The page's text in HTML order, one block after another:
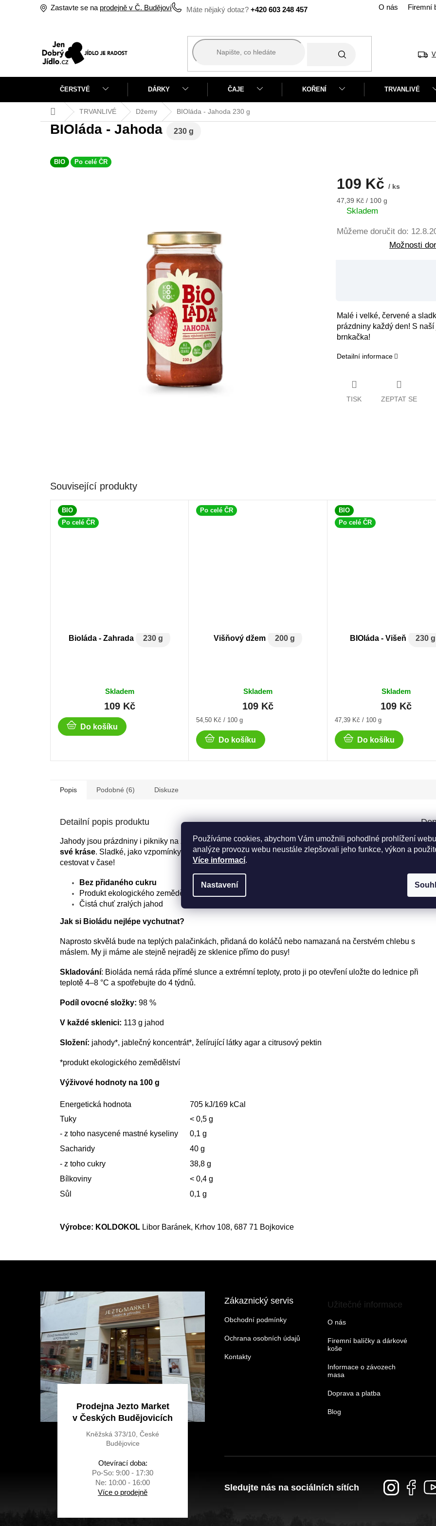
Používáme cookies, abychom Vám umožnili pohodlné prohlížení
analýze provozu webu neustále zlepšovali jeho funkce, výkon a
Více informací.
Nastavení
+420 603 248 457
Zastavte se na prodejně v Č. Budějovicích O nás Firemní
ČERSTVÉ DÁRKY ČAJE KOŘENÍ TRVANLIVÉ
Domů TRVANLIVÉ Džemy BIOláda - Jahoda 230 g
BIOláda - Jahoda 230 g
BIO Po celé ČR
109 Kč / ks
Měrná
cena:
47,39 Kč / 100 g
Skladem
Můžeme doručit do:
Možnosti
Malé i velké, červené a
prázdniny každý den! S
brnkačka!
Detailní informace
TISK ZEPTAT SE
Související produkty
BIO
Po celé ČR
Bioláda - Zahrada 230 g
Skladem
109 Kč
Do košíku
Po celé ČR
Višňový džem 200 g
Skladem
109 Kč
Měrná
54,50 Kč / 100 g
Do košíku
BIO
Po celé ČR
BIOláda - Višeň 230 g
Skladem
109 Kč
Měrná
47,39 Kč / 100 g
Do košíku
Popis Podobné (6) Diskuze
Detailní popis produktu
Jahody jsou prázdniny i pikniky na zahradě. Av každé jedné sklenici džemu najdete jahody v celé
své kráse. Sladké, jako vzpomínky na léto. Naše jahodová marmeláda bez cukru vám ukáže, jak
cestovat v čase!
Bez přidaného cukru
Produkt ekologického zemědělství
Čistá chuť zralých jahod
Jak si Bioládu nejlépe vychutnat?
Naprosto skvělá bude na teplých palačinkách, přidaná do koláčů nebo namazaná na čerstvém chlebu s
máslem. My ji máme ale stejně nejraděj ze sklenice přímo do pusy!
Skladování: Bioláda nemá ráda přímé slunce a extrémní teploty, proto ji po otevření uložte do lednice při
teplotě 4–8 °C a spotřebujte do 4 týdnů.
Podíl ovocné složky: 98 %
V každé sklenici: 113 g jahod
Složení: jahody*, jablečný koncentrát*, želírující látky agar a citrusový pektin
*produkt ekologického zemědělství
Výživové hodnoty na 100 g
Energetická hodnota
705 kJ/169 kCal
Tuky
< 0,5 g
- z toho nasycené mastné kyseliny
0,1 g
Sacharidy
40 g
- z toho cukry
38,8 g
Bílkoviny
< 0,4 g
Sůl
0,1 g
Výrobce: KOLDOKOL Libor Baránek, Krhov 108, 687 71 Bojkovice
EAN
Prodejna Jezto Market
v Českých Budějovicích
Kněžská 373/10, České
Budějovice
Otevírací doba:
Po-So: 9:00 - 17:30
Ne: 10:00 - 16:00
Více o prodejně
Zákaznický servis
Obchodní podmínky
Ochrana osobních údajů
Kontakty
Užitečné informace
O nás
Firemní balíčky a dárkové
koše
Informace o závozech
masa
Doprava a platba
Blog
Sledujte nás na sociálních sítích